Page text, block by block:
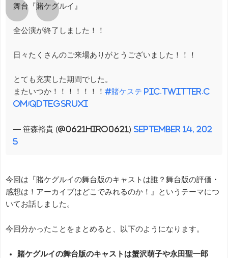
舞台『賭ケグルイ』
全公演が終了しました！！
日々たくさんのご来場ありがとうございました！！！
とても充実した期間でした。
またいつか！！！！！！！ #賭ケステ pic.twitter.c
om/QDteGsruxI
— 笹森裕貴 (@0621Hiro0621) September 14, 202
5
今回は『賭ケグルイの舞台版のキャストは誰？舞台版の評価・
感想は！アーカイブはどこでみれるのか！』というテーマにつ
いてお話しました。
今回分かったことをまとめると、以下のようになります。
賭ケグルイの舞台版のキャストは蟹沢萌子や永田聖一郎